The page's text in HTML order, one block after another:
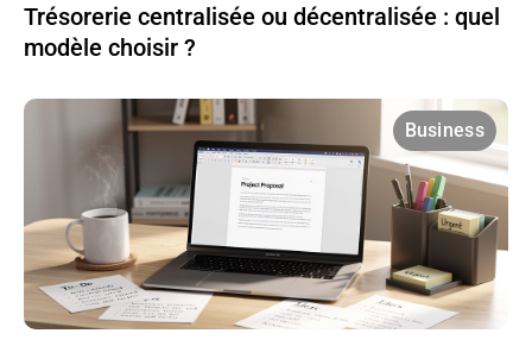
Trésorerie centralisée ou décentralisée : quel
modèle choisir ?
Business